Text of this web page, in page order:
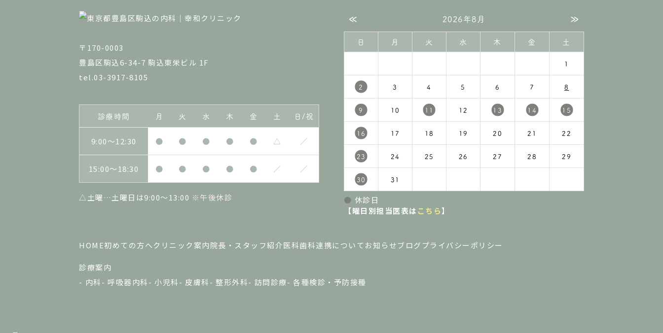
〒170-0003
豊島区駒込6-34-7 駒込東栄ビル 1F
tel.03-3917-8105
診療時間 月 火 水 木 金 土 日/祝
9:00〜12:30 ● ● ● ● ● △ ／
15:00～18:30 ● ● ● ● ● ／ ／
△土曜…土曜日は9:00～13:00 ※午後休診
« 2026年8月 »
日 月 火 水 木 金 土
1
2 3 4 5 6 7 8
9 10 11 12 13 14 15
16 17 18 19 20 21 22
23 24 25 26 27 28 29
30 31
● 休診日
【曜日別担当医表は こちら】
HOME初めての方へクリニック案内院長・スタッフ紹介医科歯科連携についてお知らせブログ プライバシーポリシー
診療案内
内科
呼吸器内科 小児科 皮膚科 整形外科 訪問診療 各種検診・予防接種